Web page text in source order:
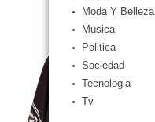
Moda Y Belleza
Musica
Politica
Sociedad
Tecnologia
Tv